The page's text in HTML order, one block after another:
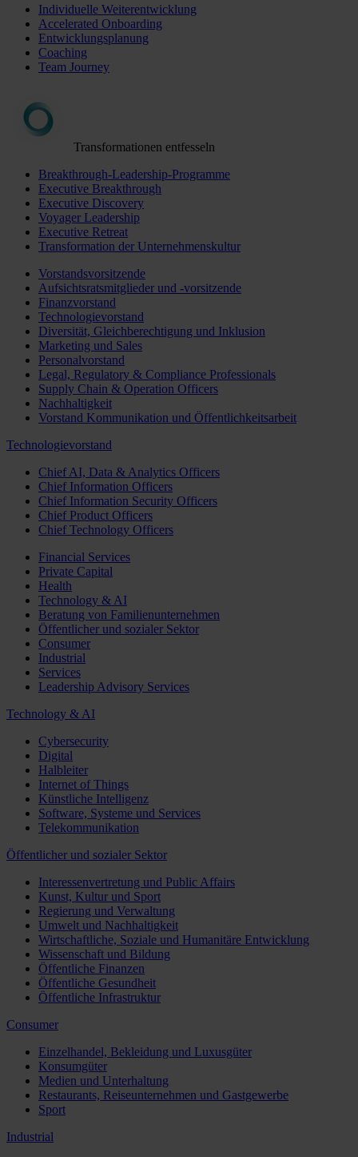
Individuelle Weiterentwicklung
Accelerated Onboarding
Entwicklungsplanung
Coaching
Team Journey
Transformationen entfesseln
Breakthrough-Leadership-Programme
Executive Breakthrough
Executive Discovery
Voyager Leadership
Executive Retreat
Transformation der Unternehmenskultur
Vorstandsvorsitzende
Aufsichtsratsmitglieder und -vorsitzende
Finanzvorstand
Technologievorstand
Diversität, Gleichberechtigung und Inklusion
Marketing und Sales
Personalvorstand
Legal, Regulatory & Compliance Professionals
Supply Chain & Operation Officers
Nachhaltigkeit
Vorstand Kommunikation und Öffentlichkeitsarbeit
Technologievorstand
Chief AI, Data & Analytics Officers
Chief Information Officers
Chief Information Security Officers
Chief Product Officers
Chief Technology Officers
Financial Services
Private Capital
Health
Technology & AI
Beratung von Familienunternehmen
Öffentlicher und sozialer Sektor
Consumer
Industrial
Services
Leadership Advisory Services
Technology & AI
Cybersecurity
Digital
Halbleiter
Internet of Things
Künstliche Intelligenz
Software, Systeme und Services
Telekommunikation
Öffentlicher und sozialer Sektor
Interessenvertretung und Public Affairs
Kunst, Kultur und Sport
Regierung und Verwaltung
Umwelt und Nachhaltigkeit
Wirtschaftliche, Soziale und Humanitäre Entwicklung
Wissenschaft und Bildung
Öffentliche Finanzen
Öffentliche Gesundheit
Öffentliche Infrastruktur
Consumer
Einzelhandel, Bekleidung und Luxusgüter
Konsumgüter
Medien und Unterhaltung
Restaurants, Reiseunternehmen und Gastgewerbe
Sport
Industrial